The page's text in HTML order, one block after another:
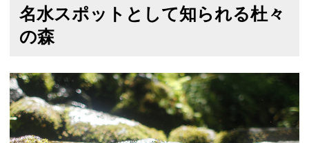
名水スポットとして知られる杜々
の森